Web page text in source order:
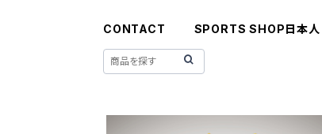
CONTACT SPORTS SHOP日本人